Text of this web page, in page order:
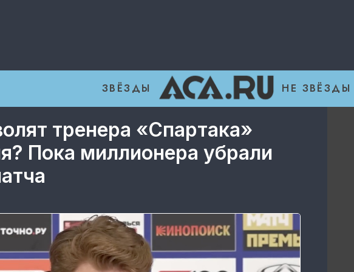
ЗВЁЗДЫ НЕ ЗВЁЗДЫ
тренера «Спартака»
Пока миллионера убрали